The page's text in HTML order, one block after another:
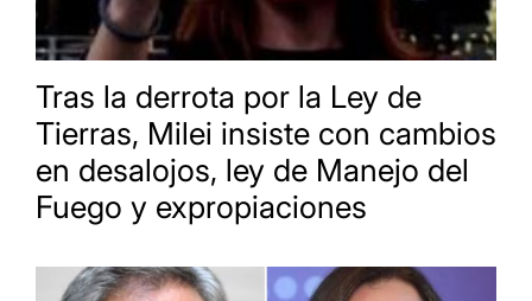
Tras la derrota por la Ley de
Tierras, Milei insiste con cambios
en desalojos, ley de Manejo del
Fuego y expropiaciones